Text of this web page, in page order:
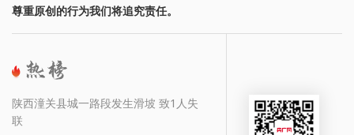
尊重原创的行为我们将追究责任。
陕西潼关县城一路段发生滑坡 致1人失
联